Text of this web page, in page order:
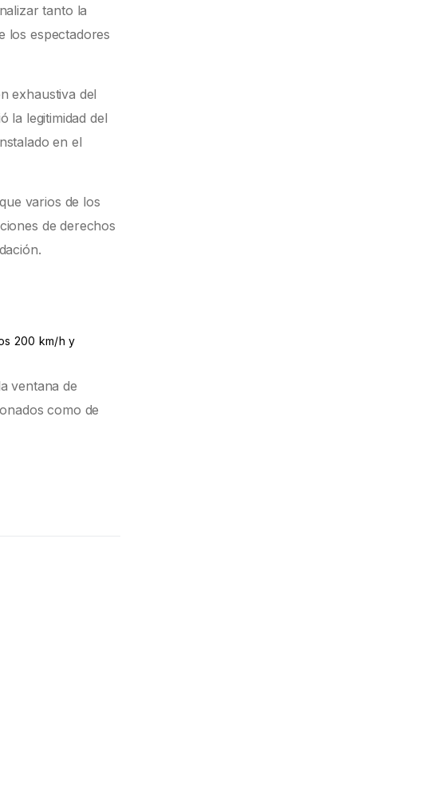
tanto la
los espectadores
exhaustiva del
la legitimidad del
en el
varios de los
de derechos
200 km/h y
ventana de
como de